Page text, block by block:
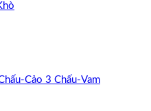
Cảo 3 Chấu-Vam